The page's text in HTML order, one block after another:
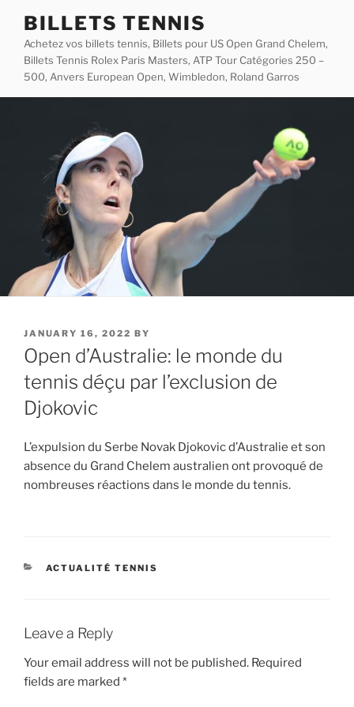
content
BILLETS TENNIS
Achetez vos billets tennis, Billets pour US Open Grand Chelem,
Billets Tennis Rolex Paris Masters, ATP Tour Catégories 250 –
500, Anvers European Open, Wimbledon, Roland Garros
POSTED
ON
JANUARY 16, 2022 BY
Open d’Australie: le monde du
tennis déçu par l’exclusion de
Djokovic
L’expulsion du Serbe Novak Djokovic d’Australie et son
absence du Grand Chelem australien ont provoqué de
nombreuses réactions dans le monde du tennis.
CATEGORIES
ACTUALITÉ TENNIS
Leave a Reply
Your email address will not be published. Required
fields are marked *